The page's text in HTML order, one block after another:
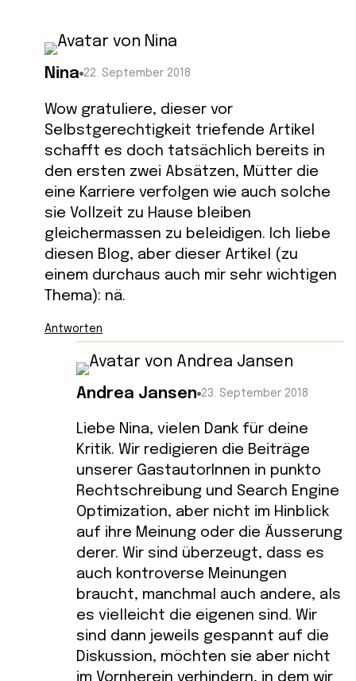
Nina 22. September 2018
Wow gratuliere, dieser vor
Selbstgerechtigkeit triefende Artikel
schafft es doch tatsächlich bereits in
den ersten zwei Absätzen, Mütter die
eine Karriere verfolgen wie auch solche
sie Vollzeit zu Hause bleiben
gleichermassen zu beleidigen. Ich liebe
diesen Blog, aber dieser Artikel (zu
einem durchaus auch mir sehr wichtigen
Thema): nä.
Antworten
Andrea Jansen 23. September 2018
Liebe Nina, vielen Dank für deine
Kritik. Wir redigieren die Beiträge
unserer GastautorInnen in punkto
Rechtschreibung und Search Engine
Optimization, aber nicht im Hinblick
auf ihre Meinung oder die Äusserung
derer. Wir sind überzeugt, dass es
auch kontroverse Meinungen
braucht, manchmal auch andere, als
es vielleicht die eigenen sind. Wir
sind dann jeweils gespannt auf die
Diskussion, möchten sie aber nicht
im Vornherein verhindern, in dem wir